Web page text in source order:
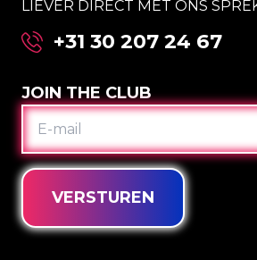
LIEVER DIRECT MET ONS
+31 30 207 24 67
JOIN THE CLUB
E-
MAIL
VERSTUREN